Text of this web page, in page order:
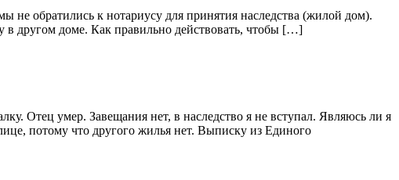
не обратились к нотариусу для принятия наследства (жилой дом).
в другом доме. Как правильно действовать, чтобы […]
Отец умер. Завещания нет, в наследство я не вступал. Являюсь ли я
потому что другого жилья нет. Выписку из Единого